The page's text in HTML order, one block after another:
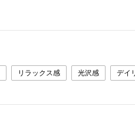
リラックス感 光沢感 デイ